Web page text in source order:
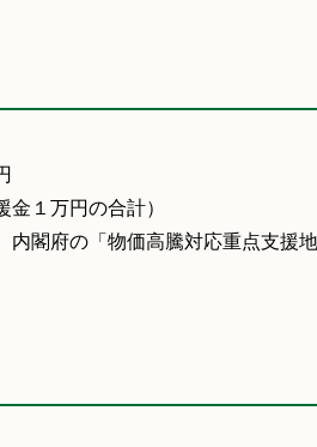
金１万円の合計）
閣府の「物価高騰対応重点支援